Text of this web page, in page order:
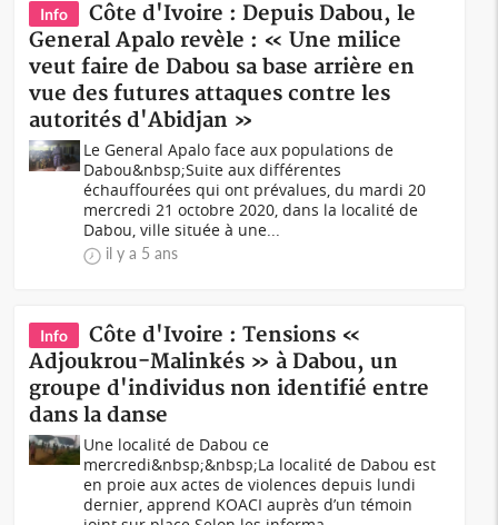
Info
Côte d'Ivoire : Depuis Dabou, le
General Apalo revèle : « Une milice
veut faire de Dabou sa base arrière en
vue des futures attaques contre les
autorités d'Abidjan »
Le General Apalo face aux populations de
Dabou&nbsp;Suite aux différentes
échauffourées qui ont prévalues, du mardi 20
mercredi 21 octobre 2020, dans la localité de
Dabou, ville située à une...
il y a 5 ans
Info
Côte d'Ivoire : Tensions «
Adjoukrou-Malinkés » à Dabou, un
groupe d'individus non identifié entre
dans la danse
Une localité de Dabou ce
mercredi&nbsp;&nbsp;La localité de Dabou est
en proie aux actes de violences depuis lundi
dernier, apprend KOACI auprès d’un témoin